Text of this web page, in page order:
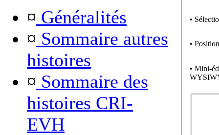
¤ Généralités
¤ Sommaire autres
histoires
¤ Sommaire des
histoires CRI-
EVH
•
•
• Mini-